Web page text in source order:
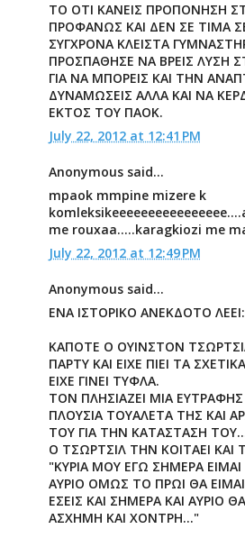
ΤΟ ΟΤΙ ΚΑΝΕΙΣ ΠΡΟΠΟΝΗΣΗ
ΠΡΟΦΑΝΩΣ ΚΑΙ ΔΕΝ ΣΕ ΤΙΜΑ
ΣΥΓΧΡΟΝΑ ΚΛΕΙΣΤΑ
ΠΡΟΣΠΑΘΗΣΕ ΝΑ ΒΡΕΙΣ ΛΥΣΗ
ΓΙΑ ΝΑ ΜΠΟΡΕΙΣ ΚΑΙ ΤΗΝ
ΔΥΝΑΜΩΣΕΙΣ ΑΛΛΑ ΚΑΙ ΝΑ
ΕΚΤΟΣ ΤΟΥ ΠΑΟΚ.
July 22, 2012 at 12:41 PM
Anonymous said...
mpaok mmpine mizere k
me rouxaa.....karagkiozi me
July 22, 2012 at 12:49 PM
Anonymous said...
ΕΝΑ ΙΣΤΟΡΙΚΟ ΑΝΕΚΔΟΤΟ ΛΕΕΙ:
ΚΑΠΟΤΕ Ο ΟΥΙΝΣΤΟΝ
ΠΑΡΤΥ ΚΑΙ ΕΙΧΕ ΠΙΕΙ ΤΑ
ΕΙΧΕ ΓΙΝΕΙ ΤΥΦΛΑ.
ΤΟΝ ΠΛΗΣΙΑΖΕΙ ΜΙΑ
ΠΛΟΥΣΙΑ ΤΟΥΑΛΕΤΑ ΤΗΣ ΚΑΙ
ΤΟΥ ΓΙΑ ΤΗΝ ΚΑΤΑΣΤΑΣΗ
Ο ΤΣΩΡΤΣΙΛ ΤΗΝ ΚΟΙΤΑΕΙ
"ΚΥΡΙΑ ΜΟΥ ΕΓΩ ΣΗΜΕΡΑ
ΑΥΡΙΟ ΟΜΩΣ ΤΟ ΠΡΩΙ ΘΑ
ΕΣΕΙΣ ΚΑΙ ΣΗΜΕΡΑ ΚΑΙ ΑΥΡΙΟ
ΑΣΧΗΜΗ ΚΑΙ ΧΟΝΤΡΗ..."